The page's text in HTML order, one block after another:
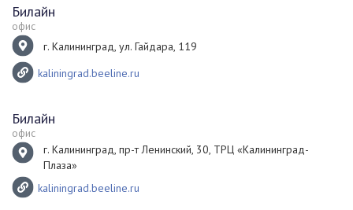
Билайн
офис
г. Калининград, ул. Гайдара, 119
kaliningrad.beeline.ru
Билайн
офис
г. Калининград, пр-т Ленинский, 30, ТРЦ «Калининград-
Плаза»
kaliningrad.beeline.ru